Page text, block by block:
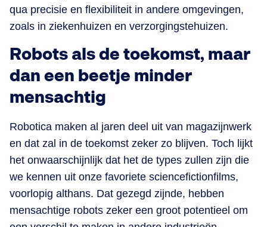
qua precisie en flexibiliteit in andere omgevingen,
zoals in ziekenhuizen en verzorgingstehuizen.
Robots als de toekomst, maar
dan een beetje minder
mensachtig
Robotica maken al jaren deel uit van magazijnwerk
en dat zal in de toekomst zeker zo blijven. Toch lijkt
het onwaarschijnlijk dat het de types zullen zijn die
we kennen uit onze favoriete sciencefictionfilms,
voorlopig althans. Dat gezegd zijnde, hebben
mensachtige robots zeker een groot potentieel om